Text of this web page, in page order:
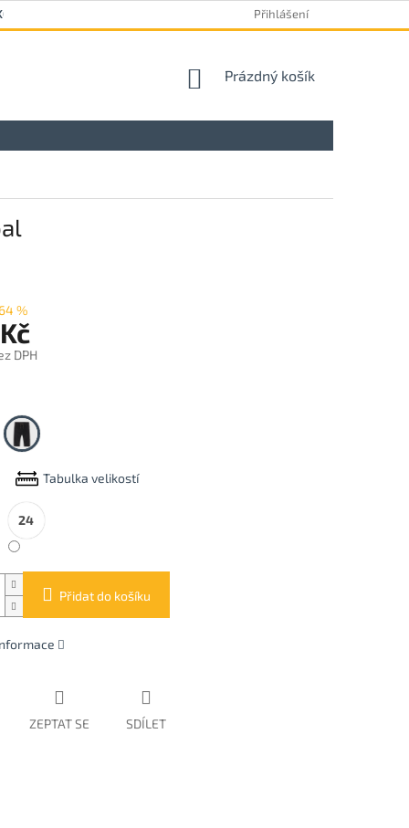
FORMULÁŘ Přihlášení
NÁKUPNÍ
Prázdný košík
%
DPH
Charcoal
Tabulka velikostí
24
Přidat do košíku
ZEPTAT SE SDÍLET